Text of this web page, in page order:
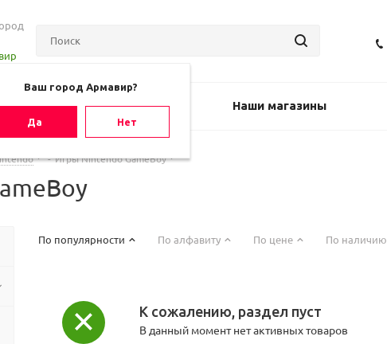
Ваш город Армавир?
Да Нет
Оценить игру Наши магазины
- Игры Nintendo GameBoy
По популярности По алфавиту По цене По наличию
К сожалению, раздел пуст
В данный момент нет активных товаров